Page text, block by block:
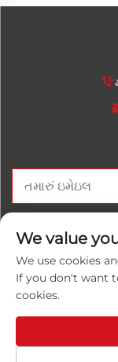
We value
We use cookies
If you don't want
cookies.